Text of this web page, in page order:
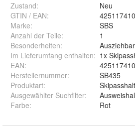
Zustand:
Neu
GTIN / EAN:
Marke:
SBS
Anzahl der Teile:
1
Besonderheiten:
Ausziehbar
Im Lieferumfang enthalten: 1x
EAN:
Herstellernummer:
SB435
Produktart:
Ausgewählter Suchfilter:
Farbe: Rot